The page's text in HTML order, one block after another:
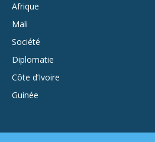
Afrique
Mali
Société
Diplomatie
Côte d’Ivoire
Guinée